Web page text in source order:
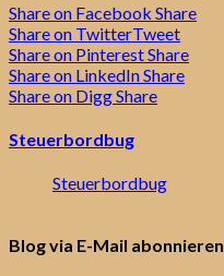
Share on Facebook Share
Share on TwitterTweet
Share on PinterestShare
Share on LinkedInShare
Share on DiggShare
Steuerbordbug
Steuerbordbug
Blog via E-Mail abonnieren